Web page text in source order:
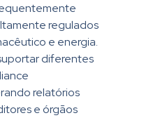
regulados
e energia.
diferentes
relatórios
e órgãos